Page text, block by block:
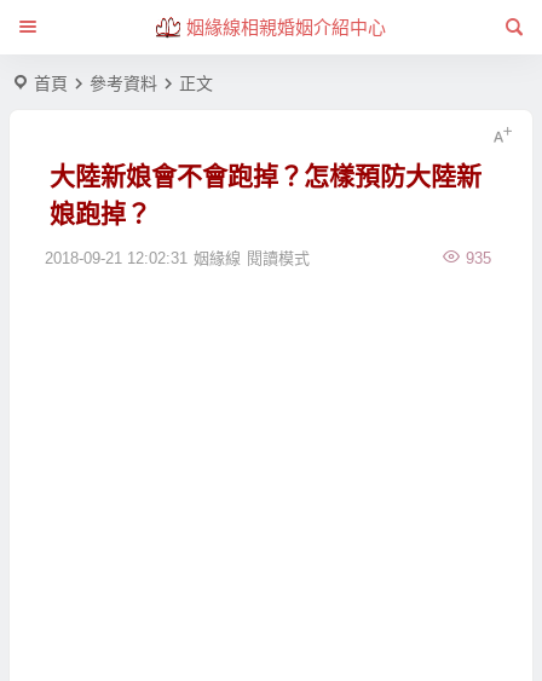
姻緣線相親婚姻介紹中心
首頁 參考資料 正文
大陸新娘會不會跑掉？怎樣預防大陸新
娘跑掉？
2018-09-21 12:02:31 姻緣線 935
閱讀模式